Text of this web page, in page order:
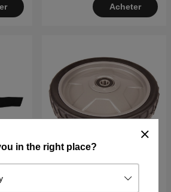
in the right place?
Acheter
19"
Roue motrice Five Jante